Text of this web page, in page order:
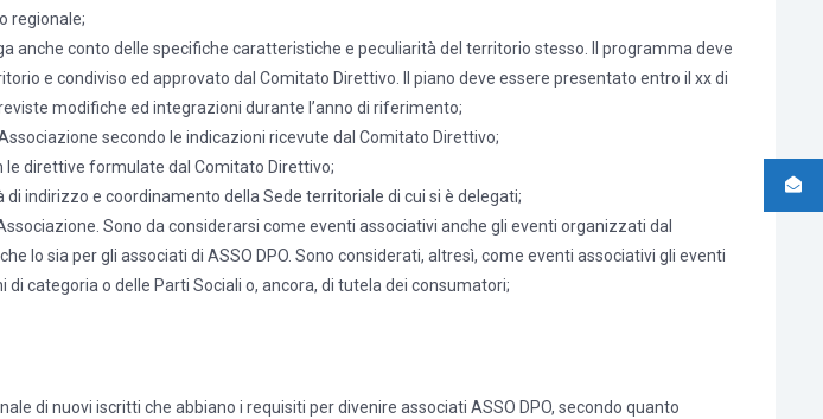
regionale;
conto delle specifiche caratteristiche e peculiarità del territorio stesso. Il programma deve
e condiviso ed approvato dal Comitato Direttivo. Il piano deve essere presentato entro il xx di
modifiche ed integrazioni durante l’anno di riferimento;
secondo le indicazioni ricevute dal Comitato Direttivo;
le direttive formulate dal Comitato Direttivo;
indirizzo e coordinamento della Sede territoriale di cui si è delegati;
Sono da considerarsi come eventi associativi anche gli eventi organizzati dal
lo sia per gli associati di ASSO DPO. Sono considerati, altresì, come eventi associativi gli eventi
categoria o delle Parti Sociali o, ancora, di tutela dei consumatori;
di nuovi iscritti che abbiano i requisiti per divenire associati ASSO DPO, secondo quanto